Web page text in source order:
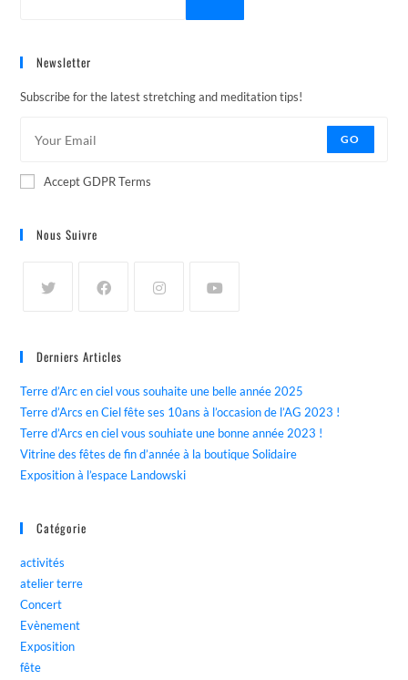
Newsletter
Subscribe for the latest stretching and meditation tips!
GO
Accept GDPR Terms
Nous Suivre
Derniers Articles
Terre d’Arc en ciel vous souhaite une belle année 2025
Terre d’Arcs en Ciel fête ses 10ans à l’occasion de l’AG 2023 !
Terre d’Arcs en ciel vous souhiate une bonne année 2023 !
Vitrine des fêtes de fin d’année à la boutique Solidaire
Exposition à l’espace Landowski
Catégorie
activités
atelier terre
Concert
Evènement
Exposition
fête